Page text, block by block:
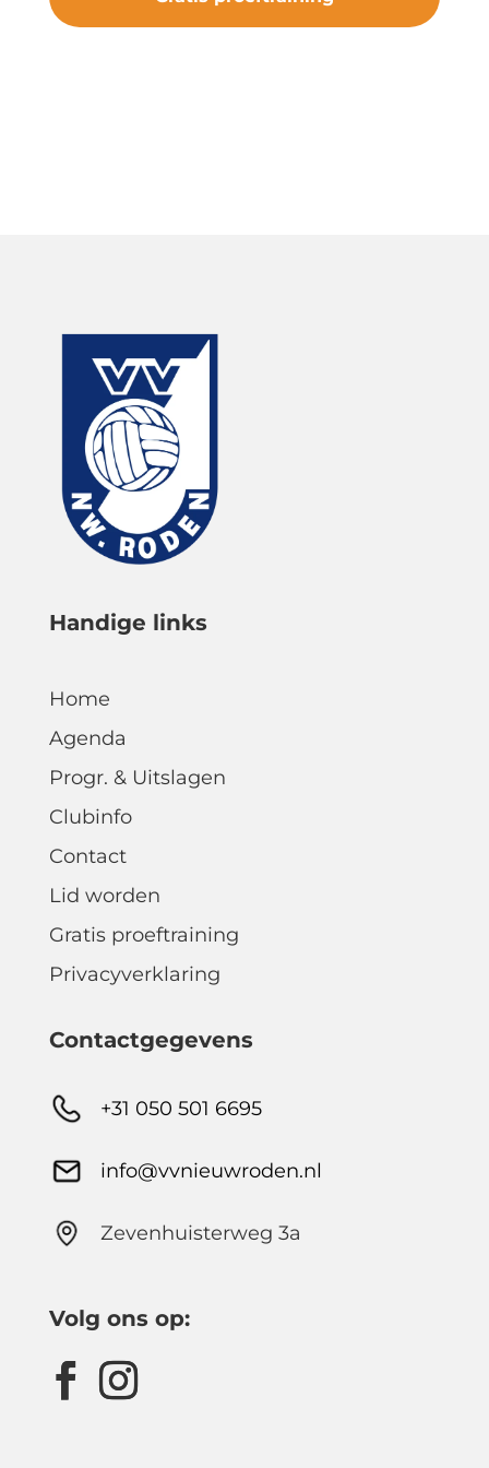
Handige links
Home
Agenda
Progr. & Uitslagen
Clubinfo
Contact
Lid worden
Gratis proeftraining
Privacyverklaring
Contactgegevens
+31 050 501 6695
info@vvnieuwroden.nl
Zevenhuisterweg 3a
Volg ons op: